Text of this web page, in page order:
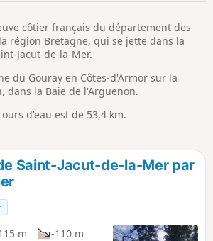
côtier français du département des
région Bretagne, qui se jette dans la
Jacut-de-la-Mer.
du Gouray en Côtes-d'Armor sur la
dans la Baie de l'Arguenon.
d'eau est de 53,4 km.
Saint-Jacut-de-la-Mer par
m
-110 m